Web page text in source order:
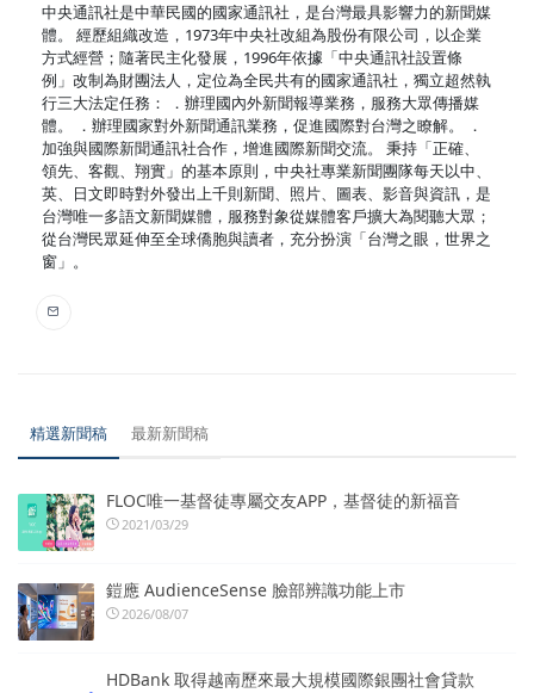
中央通訊社是中華民國的國家通訊社，是台灣最具影響力的新聞媒
體。 經歷組織改造，1973年中央社改組為股份有限公司，以企業
方式經營；隨著民主化發展，1996年依據「中央通訊社設置條
例」改制為財團法人，定位為全民共有的國家通訊社，獨立超然執
行三大法定任務： ．辦理國內外新聞報導業務，服務大眾傳播媒
體。 ．辦理國家對外新聞通訊業務，促進國際對台灣之瞭解。 ．
加強與國際新聞通訊社合作，增進國際新聞交流。 秉持「正確、
領先、客觀、翔實」的基本原則，中央社專業新聞團隊每天以中、
英、日文即時對外發出上千則新聞、照片、圖表、影音與資訊，是
台灣唯一多語文新聞媒體，服務對象從媒體客戶擴大為閱聽大眾；
從台灣民眾延伸至全球僑胞與讀者，充分扮演「台灣之眼，世界之
窗」。
精選新聞稿 最新新聞稿
FLOC唯一基督徒專屬交友APP，基督徒的新福音
2021/03/29
鎧應 AudienceSense 臉部辨識功能上市
2026/08/07
HDBank 取得越南歷來最大規模國際銀團社會貸款